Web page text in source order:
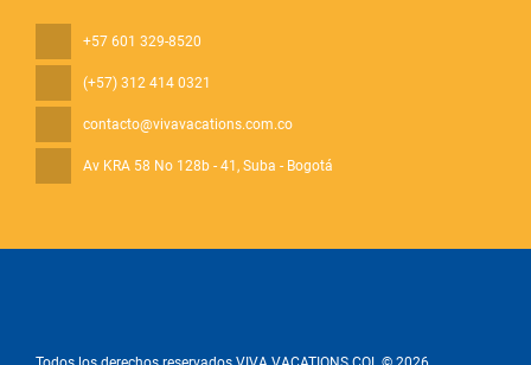
+57 601 329-8520
(+57) 312 414 0321
contacto@vivavacations.com.co
Av KRA 58 No 128b - 41 , Suba - Bogotá